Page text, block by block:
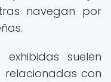
navegan por
suelen
con